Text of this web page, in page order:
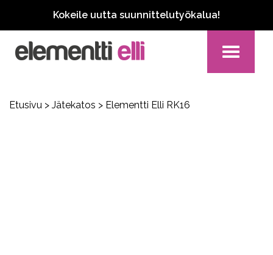
Kokeile uutta suunnittelutyökalua!
Toggle
Etusivu > Jätekatos > Elementti Elli RK16